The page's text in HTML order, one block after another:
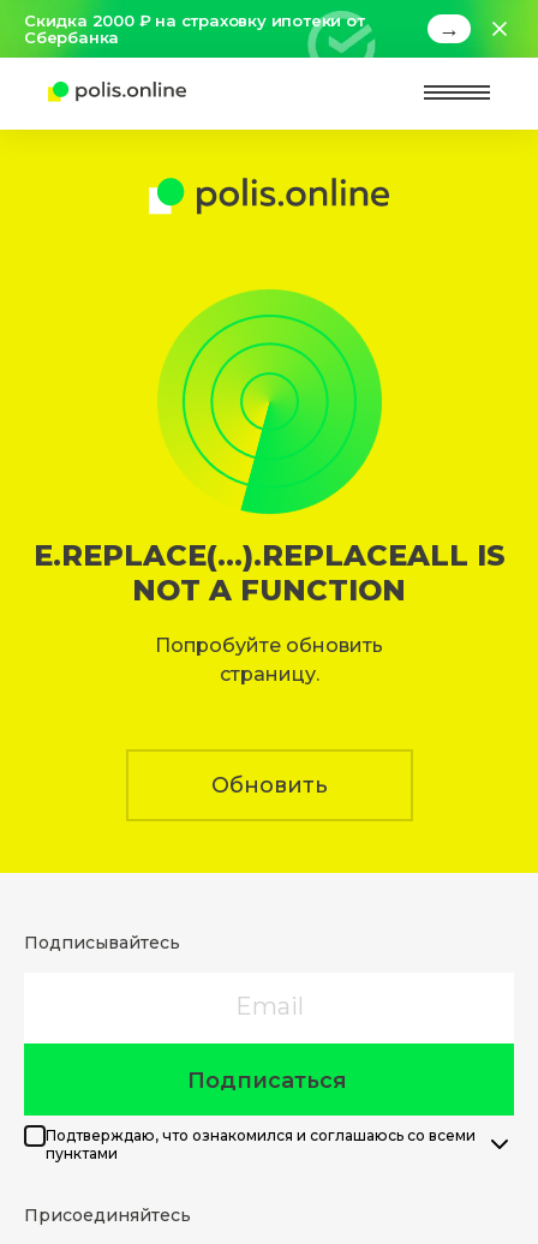
Скидка 2000 ₽ на страховку ипотеки от
Сбербанка
→
E.REPLACE(...).REPLACEALL IS
NOT A FUNCTION
Попробуйте обновить
страницу.
Обновить
Подписывайтесь
Подписаться
Подтверждаю, что ознакомился и соглашаюсь со всеми
пунктами
Присоединяйтесь